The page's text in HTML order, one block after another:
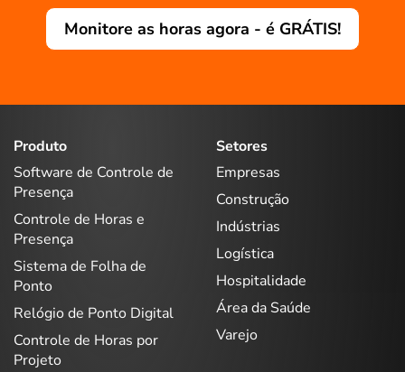
Monitore as horas agora - é GRÁTIS!
Produto
Software de Controle de
Presença
Controle de Horas e
Presença
Sistema de Folha de
Ponto
Relógio de Ponto Digital
Controle de Horas por
Projeto
Setores
Empresas
Construção
Indústrias
Logística
Hospitalidade
Área da Saúde
Varejo